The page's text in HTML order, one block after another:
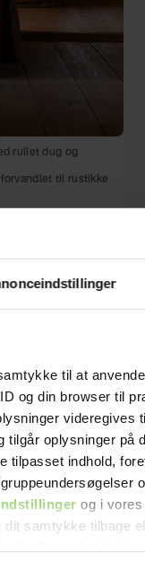
til at
og din browser til
videregives
tilgår oplysninger på
tilpasset indhold,
og i vores
samtykke tilbage
rullet dug og
til rustikke